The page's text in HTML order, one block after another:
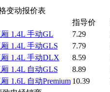
变动报价表
指导价
1.4L 手动GL
7.29
1.4L 手动GLS
7.79
厢 1.4L 手动DLX
8.59
1.4L 自动GLS
8.89
1.6L 自动Premium 10.39